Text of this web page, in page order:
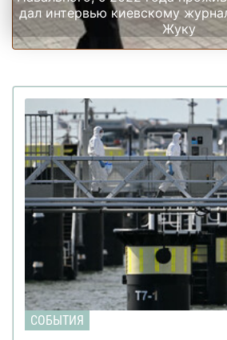
дал интервью киевскому
Жуку
СОБЫТИЯ